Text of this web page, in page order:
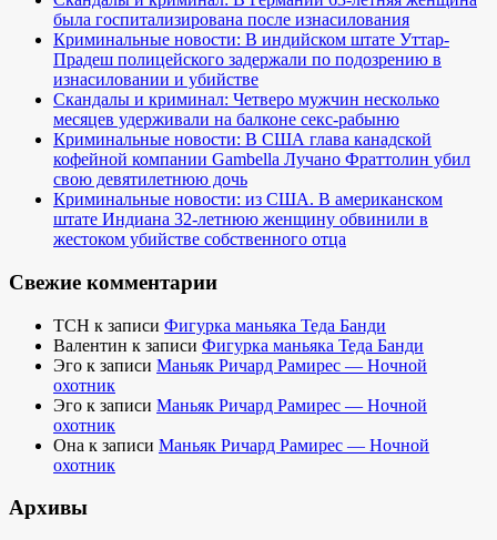
была госпитализирована после изнасилования
Криминальные новости: В индийском штате Уттар-
Прадеш полицейского задержали по подозрению в
изнасиловании и убийстве
Скандалы и криминал: Четверо мужчин несколько
месяцев удерживали на балконе секс-рабыню
Криминальные новости: В США глава канадской
кофейной компании Gambella Лучано Фраттолин убил
свою девятилетнюю дочь
Криминальные новости: из США. В американском
штате Индиана 32-летнюю женщину обвинили в
жестоком убийстве собственного отца
Свежие комментарии
TCH к записи Фигурка маньяка Теда Банди
Валентин к записи Фигурка маньяка Теда Банди
Эго к записи Маньяк Ричард Рамирес — Ночной
охотник
Эго к записи Маньяк Ричард Рамирес — Ночной
охотник
Она к записи Маньяк Ричард Рамирес — Ночной
охотник
Архивы